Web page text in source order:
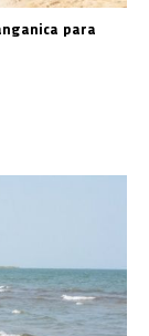
para